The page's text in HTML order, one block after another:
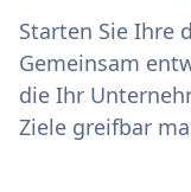
Starten Sie Ihre
Gemeinsam
die Ihr
Ziele greifbar